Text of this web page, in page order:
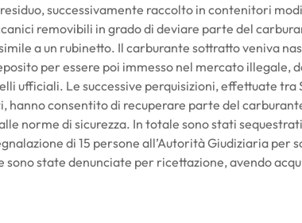
successivamente raccolto in contenitori
removibili in grado di deviare parte del
a un rubinetto. Il carburante sottratto veniva
per essere poi immesso nel mercato illegale,
ufficiali. Le successive perquisizioni, effettuate tra
hanno consentito di recuperare parte del
norme di sicurezza. In totale sono stati
di 15 persone all’Autorità Giudiziaria per
state denunciate per ricettazione, avendo